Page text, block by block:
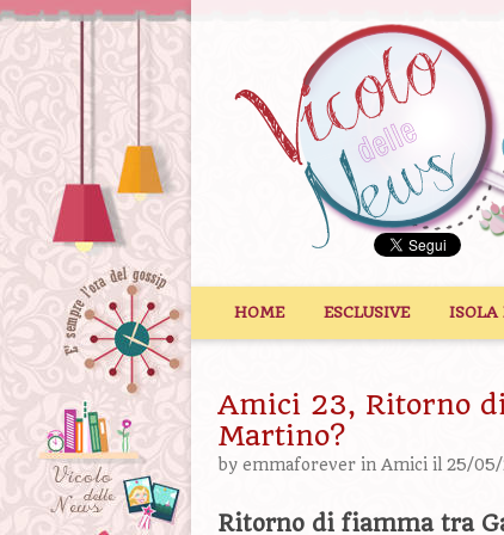
HOME ESCLUSIVE ISOLA
Amici 23, Ritorno
Martino?
by emmaforever in Amici il 25/05/
Ritorno di fiamma tra